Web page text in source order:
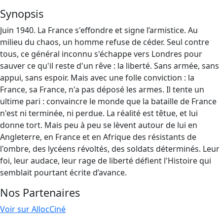
Synopsis
Juin 1940. La France s'effondre et signe l’armistice. Au
milieu du chaos, un homme refuse de céder. Seul contre
tous, ce général inconnu s'échappe vers Londres pour
sauver ce qu'il reste d'un rêve : la liberté. Sans armée, sans
appui, sans espoir. Mais avec une folle conviction : la
France, sa France, n'a pas déposé les armes. Il tente un
ultime pari : convaincre le monde que la bataille de France
n'est ni terminée, ni perdue. La réalité est têtue, et lui
donne tort. Mais peu à peu se lèvent autour de lui en
Angleterre, en France et en Afrique des résistants de
l'ombre, des lycéens révoltés, des soldats déterminés. Leur
foi, leur audace, leur rage de liberté défient l'Histoire qui
semblait pourtant écrite d’avance.
Nos Partenaires
Voir sur AllocCiné